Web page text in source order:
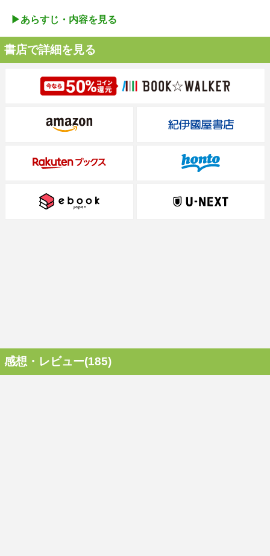
▶︎あらすじ・内容を見る
書店で詳細を見る
感想・レビュー(185)